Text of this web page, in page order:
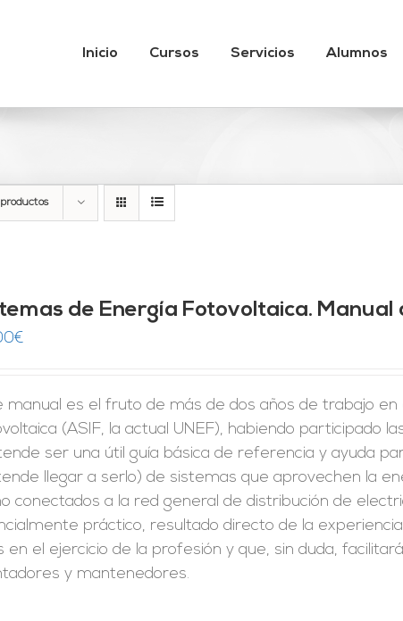
Inicio Cursos Servicios Alumnos
de Energía Fotovoltaica.
€
manual es el fruto de más de dos años de trabajo en
(ASIF, la actual UNEF), habiendo participado
ser una útil guía básica de referencia y ayuda
llegar a serlo) de sistemas que aprovechen la
conectados a la red general de distribución de
práctico, resultado directo de la
en el ejercicio de la profesión y que, sin duda,
y mantenedores.